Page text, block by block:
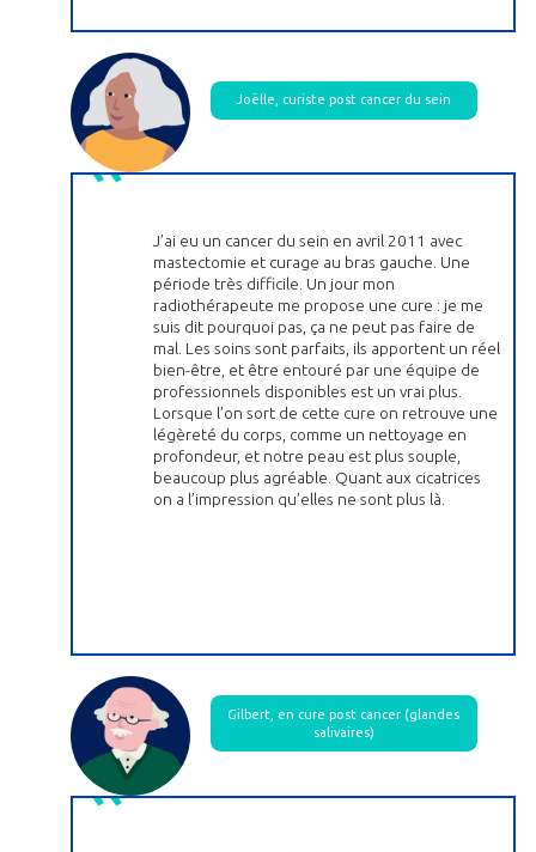
Joëlle, curiste post cancer du sein
J’ai eu un cancer du sein en avril 2011 avec
mastectomie et curage au bras gauche. Une
période très difficile. Un jour mon
radiothérapeute me propose une cure : je me
suis dit pourquoi pas, ça ne peut pas faire de
mal. Les soins sont parfaits, ils apportent un réel
bien-être, et être entouré par une équipe de
professionnels disponibles est un vrai plus.
Lorsque l’on sort de cette cure on retrouve une
légèreté du corps, comme un nettoyage en
profondeur, et notre peau est plus souple,
beaucoup plus agréable. Quant aux cicatrices
on a l’impression qu’elles ne sont plus là.
Gilbert, en cure post cancer (glandes
salivaires)